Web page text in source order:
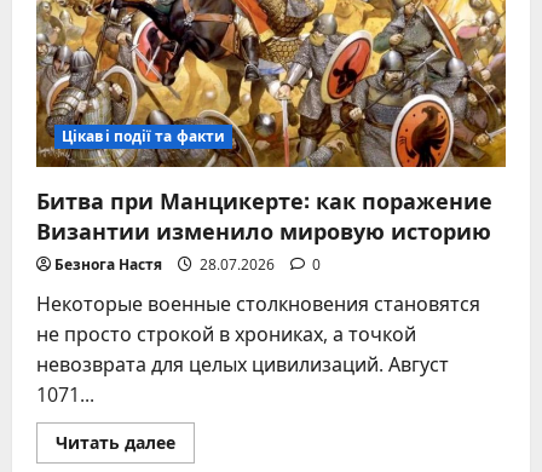
Цікаві події та факти
Битва при Манцикерте: как поражение
Византии изменило мировую историю
Безнога Настя 28.07.2026 0
Некоторые военные столкновения становятся
не просто строкой в хрониках, а точкой
невозврата для целых цивилизаций. Август
1071...
Читать далееПрочитать
больше